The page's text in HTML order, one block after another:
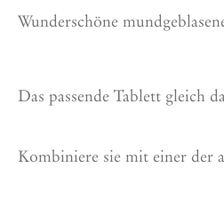
Wunderschöne
Das passende Tablett gleich
Kombiniere sie mit einer der